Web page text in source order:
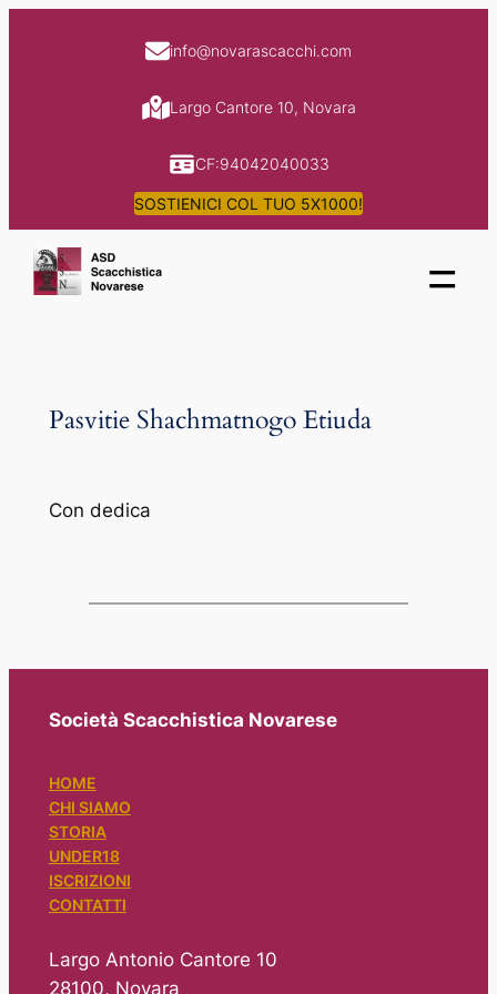
info@novarascacchi.com
Largo Cantore 10, Novara
CF:94042040033
SOSTIENICI COL TUO 5X1000!
=
Pasvitie Shachmatnogo Etiuda
Con dedica
Società Scacchistica Novarese
HOME
CHI SIAMO
STORIA
UNDER18
ISCRIZIONI
CONTATTI
Largo Antonio Cantore 10
28100, Novara